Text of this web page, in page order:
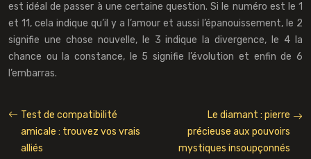
est idéal de passer à une certaine question. Si le numéro est le 1
et 11, cela indique qu’il y a l’amour et aussi l’épanouissement, le 2
signifie une chose nouvelle, le 3 indique la divergence, le 4 la
chance ou la constance, le 5 signifie l’évolution et enfin de 6
l’embarras.
Test de compatibilité
amicale : trouvez vos vrais
alliés
Le diamant : pierre
précieuse aux pouvoirs
mystiques insoupçonnés